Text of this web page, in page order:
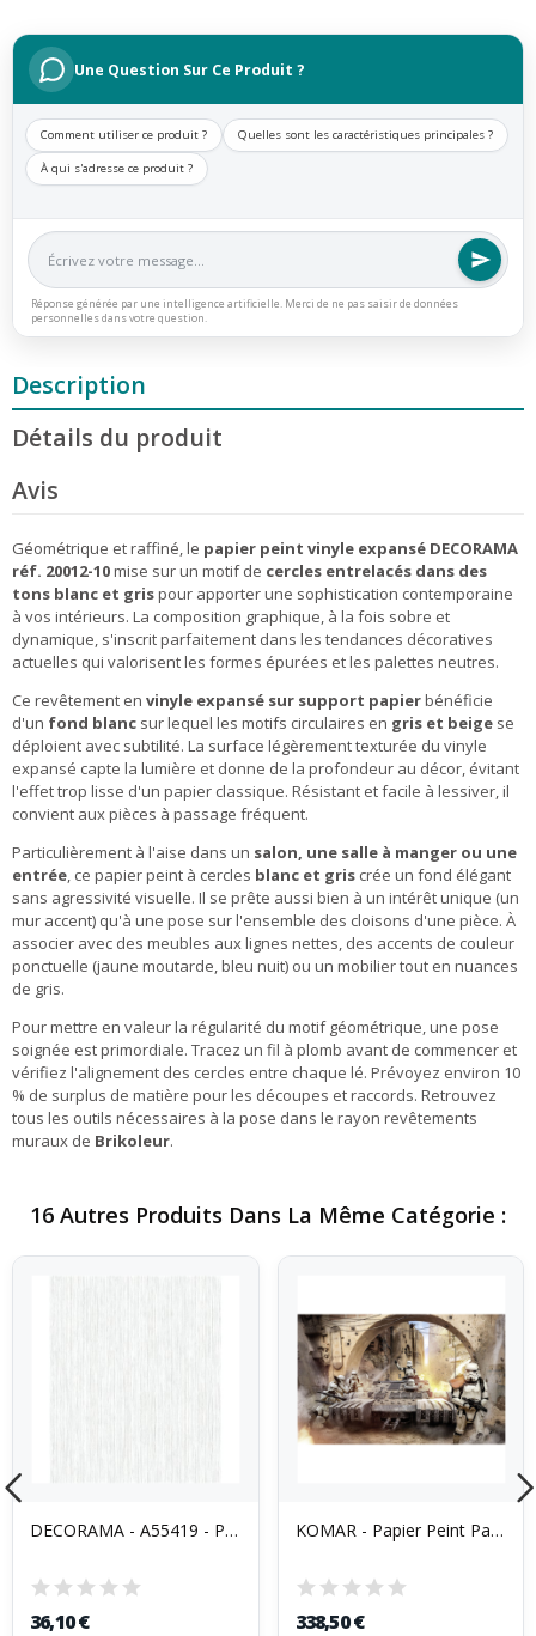
Une Question Sur Ce Produit ?
Comment utiliser ce produit ? Quelles sont les caractéristiques principales ?
À qui s'adresse ce produit ?
Réponse générée par une intelligence artificielle. Merci de ne pas saisir de données
personnelles dans votre question.
Description
Détails du produit
Avis
Géométrique et raffiné, le papier peint vinyle expansé DECORAMA
réf. 20012-10mise sur un motif de cercles entrelacés dans des
tons blanc et grispour apporter une sophistication contemporaine
à vos intérieurs. La composition graphique, à la fois sobre et
dynamique, s'inscrit parfaitement dans les tendances décoratives
actuelles qui valorisent les formes épurées et les palettes neutres.
Ce revêtement en vinyle expansé sur support papierbénéficie
d'un fond blanc sur lequel les motifs circulaires en gris et beige se
déploient avec subtilité. La surface légèrement texturée du vinyle
expansé capte la lumière et donne de la profondeur au décor, évitant
l'effet trop lisse d'un papier classique. Résistant et facile à lessiver, il
convient aux pièces à passage fréquent.
Particulièrement à l'aise dans un salon, une salle à manger ou une
entrée, ce papier peint à cercles blanc et gris crée un fond élégant
sans agressivité visuelle. Il se prête aussi bien à un intérêt unique (un
mur accent) qu'à une pose sur l'ensemble des cloisons d'une pièce. À
associer avec des meubles aux lignes nettes, des accents de couleur
ponctuelle (jaune moutarde, bleu nuit) ou un mobilier tout en nuances
de gris.
Pour mettre en valeur la régularité du motif géométrique, une pose
soignée est primordiale. Tracez un fil à plomb avant de commencer et
vérifiez l'alignement des cercles entre chaque lé. Prévoyez environ 10
% de surplus de matière pour les découpes et raccords. Retrouvez
tous les outils nécessaires à la pose dans le rayon revêtements
muraux de Brikoleur.
16 Autres Produits Dans La Même Catégorie :
DECORAMA - A55419 - Papier Peint Expansé sur...
36,10 €
KOMAR - Papier Peint Panoramique Star Wars...
338,50 €